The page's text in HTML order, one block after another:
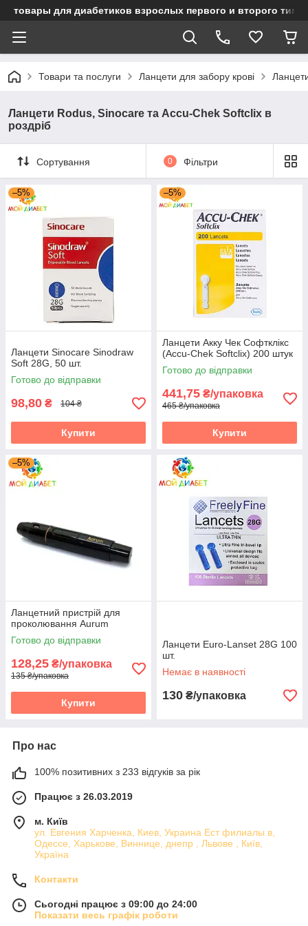
товары для диабетиков взрослых первого и второго типа
Товари та послуги Ланцети для забору крові
Ланцети Rodus, Sinocare та Accu-Chek Softclix в
роздріб
Сортування 0 Фільтри
–5%
Ланцети Sinocare Sinodraw
Soft 28G, 50 шт.
Готово до відправки
98,80 ₴ 104 ₴
Купити
–5%
Ланцети Акку Чек Софтклікс
(Accu-Chek Softclix) 200 штук
Готово до відправки
441,75 ₴/упаковка
465 ₴/упаковка
Купити
–5%
Ланцетний пристрій для
проколювання Aurum
Готово до відправки
128,25 ₴/упаковка
135 ₴/упаковка
Купити
Ланцети Euro-Lanset 28G 100
шт.
Немає в наявності
130 ₴/упаковка
Про нас
100% позитивних з 233 відгуків за рік
Працює з 26.03.2019
м. Київ
ул. Евгения Харченка, Киев, Украина Ест филиалы в,
Одессе, Харькове, Виннице, днепр , Львове , Київ,
Україна
Контакти
Сьогодні працює з 09:00 до 24:00
Показати весь графік роботи